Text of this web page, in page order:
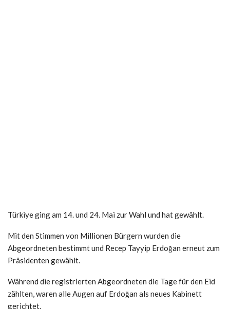
Türkiye ging am 14. und 24. Mai zur Wahl und hat gewählt.
Mit den Stimmen von Millionen Bürgern wurden die
Abgeordneten bestimmt und Recep Tayyip Erdoğan erneut zum
Präsidenten gewählt.
Während die registrierten Abgeordneten die Tage für den Eid
zählten, waren alle Augen auf Erdoğan als neues Kabinett
gerichtet.